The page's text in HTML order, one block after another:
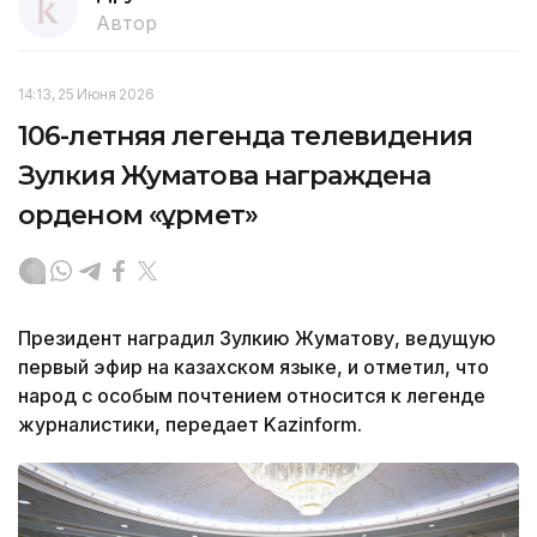
Автор
14:13, 25 Июня 2026
106-летняя легенда телевидения
Зулкия Жуматова награждена
орденом «Құрмет»
Президент наградил Зулкию Жуматову, ведущую
первый эфир на казахском языке, и отметил, что
народ с особым почтением относится к легенде
журналистики, передает Kazinform.